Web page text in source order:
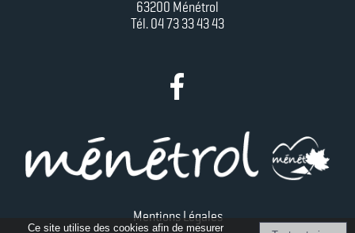
63200 Ménétrol
Tél. 04 73 33 43 43
Mentions Légales
Ce site utilise des cookies afin de mesurer